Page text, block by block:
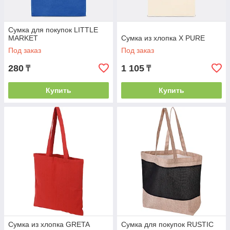
пластиковым пакетам.
Компактные, легко
помещаются в карман или сумочку, всегда под
Вместительные сумки:Прочные и
долговечные, выдерживают большой вес,
подходят для крупных покупок.
Сумки-авоськи:
Модный и винтажный вариант,
подчеркивающий оригинальность бренда.
Мы предлагаем сумки различных размеров, форм и цветов,
чтобы ваш логотип выглядел максимально выигрышно.
Методы Нанесения Логотипа
Для обеспечения высокого качества и долговечности печати
мы используем современные технологии:
Шелкография:
Самый популярный метод для
текстильных сумок. Обеспечивает яркое, четкое и
стойкое изображение, устойчивое к стиркам и
Сумка для покупок LITTLE
MARKET
Под заказ
280 ₸
Купить
Сумка из хлопка X PURE
Под заказ
1 105 ₸
Купить
Сумка из хлопка GRETA
Сумка для покупок RUSTIC